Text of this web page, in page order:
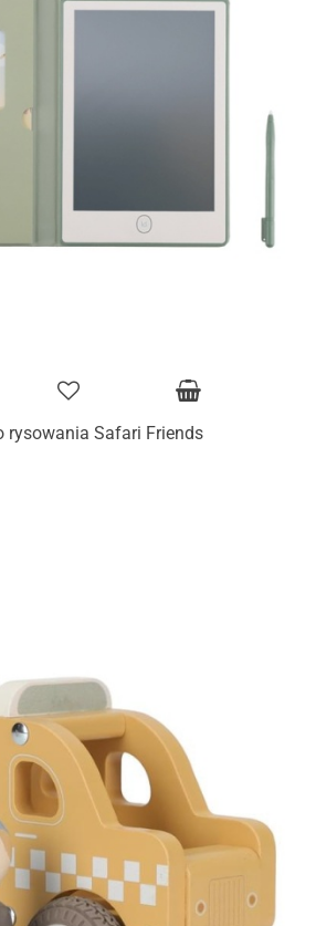
rysowania Safari Friends